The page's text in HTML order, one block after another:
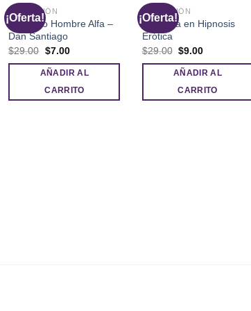
¡Oferta!
SEDUCCIÓN
El Nuevo Hombre Alfa –
Dan Santiago
$29.00 El
original
era:
$29.00.
$7.00El
actual
es:
$7.00.
AÑADIR AL
CARRITO
¡Oferta!
SEDUCCIÓN
Maestría en Hipnosis
Erótica
$29.00 El
original
era:
$29.00.
$9.00El
actual
es:
$9.00.
AÑADIR AL
CARRITO